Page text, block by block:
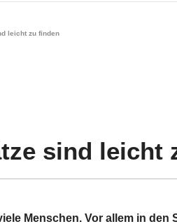
leicht zu finden
sind leicht
Menschen. Vor allem in den